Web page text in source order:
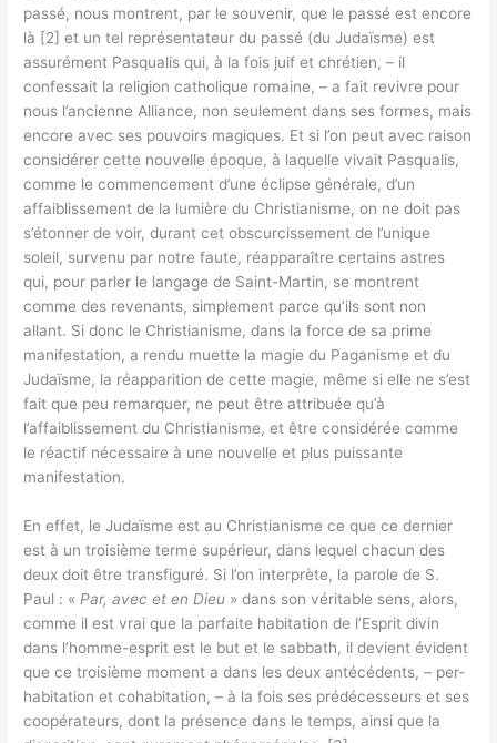
passé, nous montrent, par le souvenir, que le passé est encore
là [2] et un tel représentateur du passé (du Judaïsme) est
assurément Pasqualis qui, à la fois juif et chrétien, – il
confessait la religion catholique romaine, – a fait revivre pour
nous l’ancienne Alliance, non seulement dans ses formes, mais
encore avec ses pouvoirs magiques. Et si l’on peut avec raison
considérer cette nouvelle époque, à laquelle vivait Pasqualis,
comme le commencement d’une éclipse générale, d’un
affaiblissement de la lumière du Christianisme, on ne doit pas
s’étonner de voir, durant cet obscurcissement de l’unique
soleil, survenu par notre faute, réapparaître certains astres
qui, pour parler le langage de Saint-Martin, se montrent
comme des revenants, simplement parce qu’ils sont non
allant. Si donc le Christianisme, dans la force de sa prime
manifestation, a rendu muette la magie du Paganisme et du
Judaïsme, la réapparition de cette magie, même si elle ne s’est
fait que peu remarquer, ne peut être attribuée qu’à
l’affaiblissement du Christianisme, et être considérée comme
le réactif nécessaire à une nouvelle et plus puissante
manifestation.
En effet, le Judaïsme est au Christianisme ce que ce dernier
est à un troisième terme supérieur, dans lequel chacun des
deux doit être transfiguré. Si l’on interprète, la parole de S.
Paul : « Par, avec et en Dieu » dans son véritable sens, alors,
comme il est vrai que la parfaite habitation de l’Esprit divin
dans l’homme-esprit est le but et le sabbath, il devient évident
que ce troisième moment a dans les deux antécédents, – per-
habitation et cohabitation, – à la fois ses prédécesseurs et ses
coopérateurs, dont la présence dans le temps, ainsi que la